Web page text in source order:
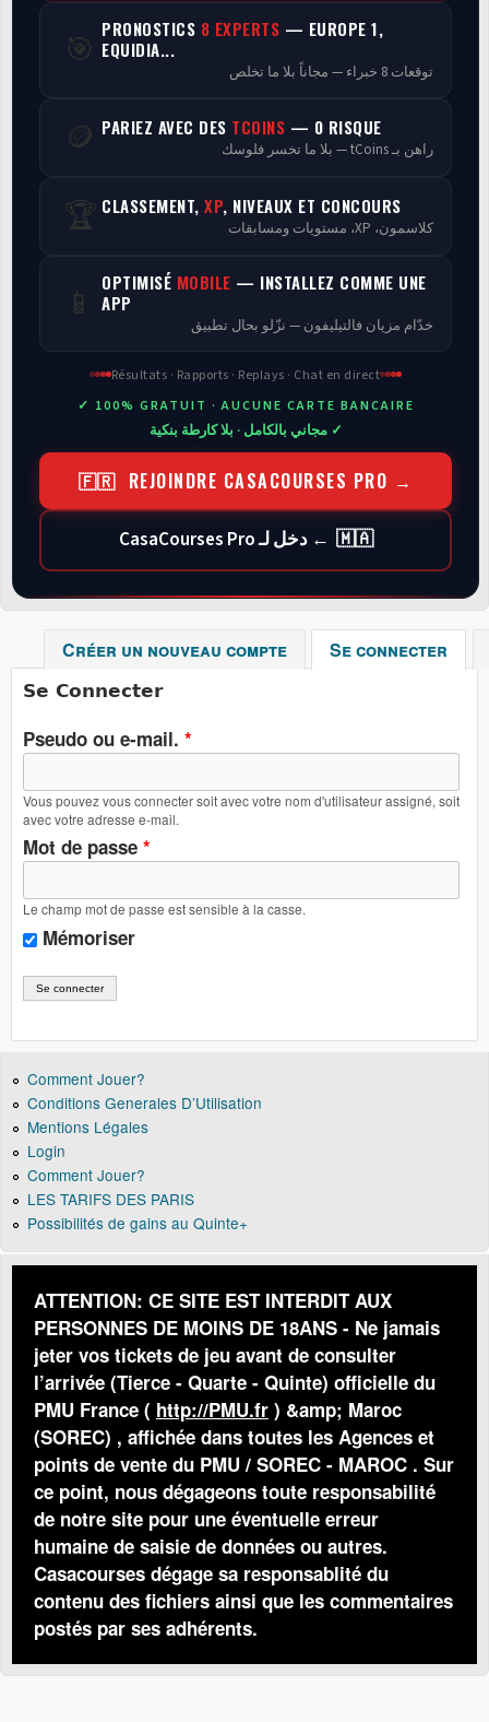
Programmes
🎯 PRONOSTICS 8 EXPERTS — EUROPE 1,
EQUIDIA...
توقعات 8 خبراء — مجاناً بلا ما تخلص
🪙 PARIEZ AVEC DES TCOINS — 0 RISQUE
راهن بـ tCoins — بلا ما تخسر فلوسك
🏆 CLASSEMENT, XP, NIVEAUX ET CONCOURS
كلاسمون، XP، مستويات ومسابقات
📱 OPTIMISÉ MOBILE — INSTALLEZ COMME UNE
APP
خدّام مزيان فالتيليفون — نزّلو بحال تطبيق
Résultats · Rapports · Replays · Chat en direct
✓ 100% GRATUIT · AUCUNE CARTE BANCAIRE
✓ مجاني بالكامل · بلا كارطة بنكية
🇫🇷 REJOINDRE CASACOURSES PRO →
🇲🇦 ← دخل لـ CasaCourses Pro
Créer un nouveau compte Se connecter
Se Connecter
Pseudo ou e-mail. *
Vous pouvez vous connecter soit avec votre nom d'utilisateur assigné, soit
avec votre adresse e-mail.
Mot de passe *
Le champ mot de passe est sensible à la casse.
Mémoriser
Comment Jouer?
Conditions Generales D’Utilisation
Mentions Légales
Login
Comment Jouer?
LES TARIFS DES PARIS
Possibilités de gains au Quinte+
ATTENTION: CE SITE EST INTERDIT AUX
PERSONNES DE MOINS DE 18ANS - Ne jamais
jeter vos tickets de jeu avant de consulter
l’arrivée (Tierce - Quarte - Quinte) officielle du
PMU France ( http://PMU.fr ) &amp; Maroc
(SOREC) , affichée dans toutes les Agences et
points de vente du PMU / SOREC - MAROC . Sur
ce point, nous dégageons toute responsabilité
de notre site pour une éventuelle erreur
humaine de saisie de données ou autres.
Casacourses dégage sa responsablité du
contenu des fichiers ainsi que les commentaires
postés par ses adhérents.